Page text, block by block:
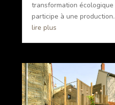
transformation
participe à une
lire plus